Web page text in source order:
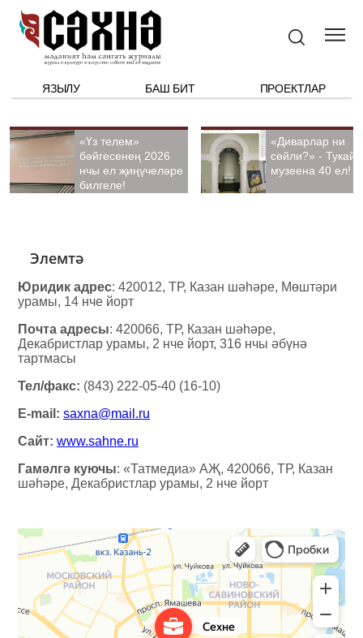
ЯЗЫЛУ БАШ БИТ ПРОЕКТЛАР
«Үз телем»
бәйгесенең 2026
нчы ел җиңүчеләре
билгеле!
«Диварлар ни
сөйли?» - Тукай
музеена 40 ел!
Элемтә
Юридик адрес: 420012, ТР, Казан шәһәре, Мөштәри
урамы, 14 нче йорт
Почта адресы: 420066, ТР, Казан шәһәре,
Декабристлар урамы, 2 нче йорт, 316 нчы әбүнә
тартмасы
Тел/факс: (843) 222-05-40 (16-10)
Е-mail: saxna@mail.ru
Сайт: www.sahne.ru
Гамәлгә куючы: «Татмедиа» АҖ, 420066, ТР, Казан
шәһәре, Декабристлар урамы, 2 нче йорт